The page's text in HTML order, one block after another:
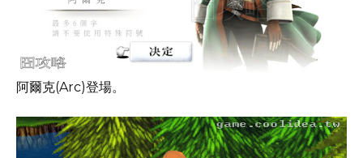
阿爾克(Arc)登場。